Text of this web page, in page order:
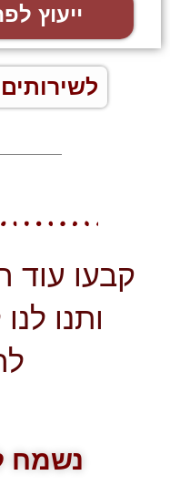
ייעוץ
קבעו עוד
ותנו
נשמח